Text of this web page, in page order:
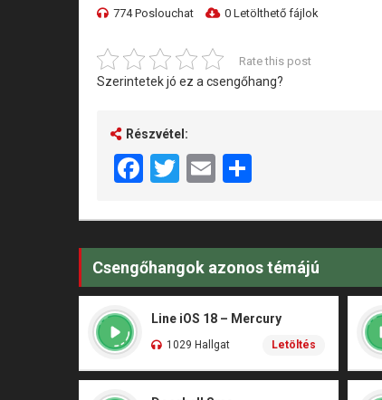
774 Poslouchat 0 Letölthető fájlok
Rate this post
Szerintetek jó ez a csengőhang?
Részvétel:
Facebook
Twitter
Email
Csengőhangok azonos témájú
Line iOS 18 – Mercury
1029 Hallgat Letöltés